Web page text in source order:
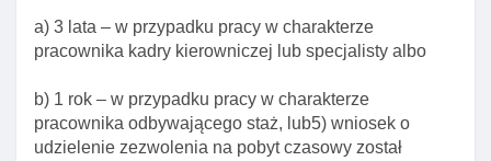
a) 3 lata – w przypadku pracy w charakterze
pracownika kadry kierowniczej lub specjalisty albo
b) 1 rok – w przypadku pracy w charakterze
pracownika odbywającego staż, lub5) wniosek o
udzielenie zezwolenia na pobyt czasowy został
przeniesienia wewnątrz przedsiębiorstwa
udzielenia zezwolenia na pobyt czasowy w celu
wykonywania pracy w ramach przeniesienia
wewnątrz przedsiębiorstwa